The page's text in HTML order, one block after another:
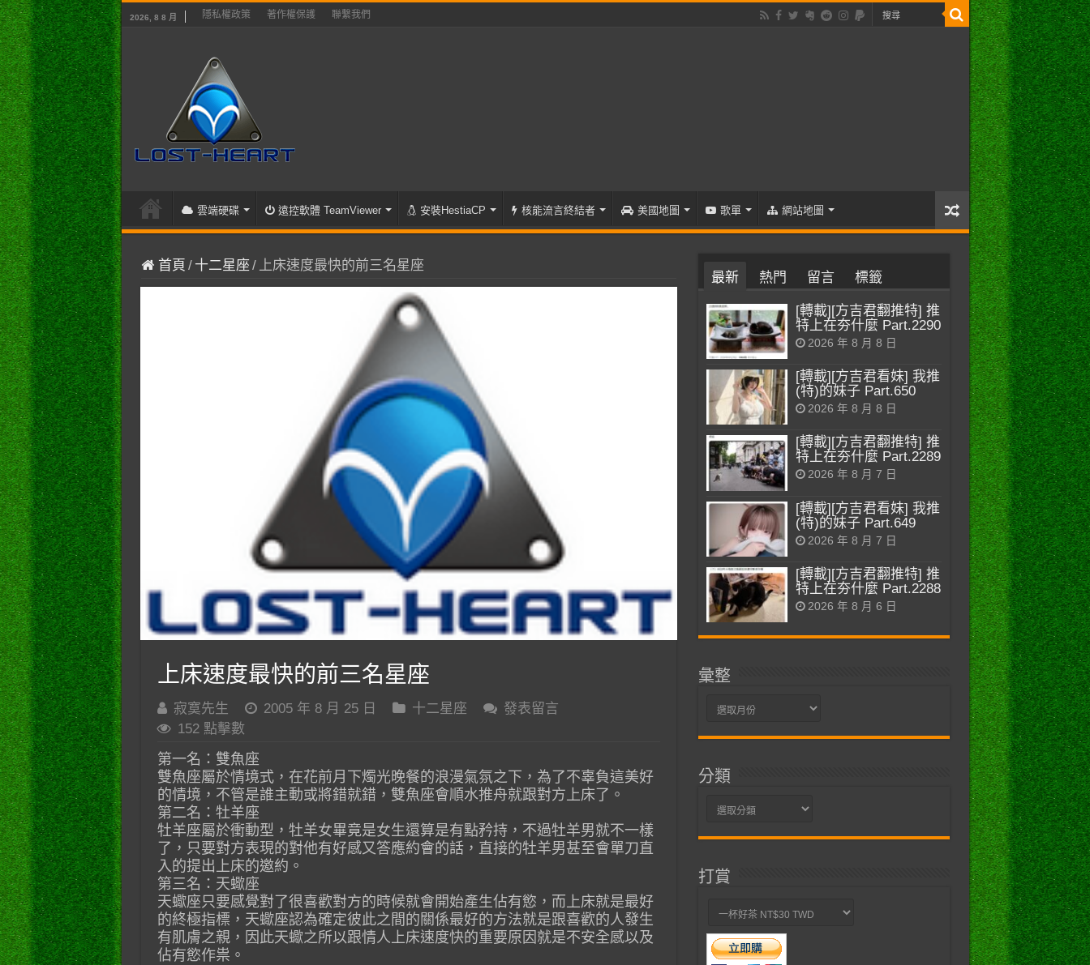
2026, 8 8 月 隱私權政策 著作權保護 聯繫我們
雲端硬碟 遠控軟體 TeamViewer 安裝HestiaCP 核能流言終結者 美國地圖 歌單 網站地圖
首頁 / 十二星座 / 上床速度最快的前三名星座
上床速度最快的前三名星座
寂寞先生 2005 年 8 月 25 日 十二星座
發表留言
152 點擊數
第一名：雙魚座
雙魚座屬於情境式，在花前月下燭光晚餐的浪漫氣氛之下，為了不辜負這美好
的情境，不管是誰主動或將錯就錯，雙魚座會順水推舟就跟對方上床了。
第二名：牡羊座
牡羊座屬於衝動型，牡羊女畢竟是女生還算是有點矜持，不過牡羊男就不一樣
了，只要對方表現的對他有好感又答應約會的話，直接的牡羊男甚至會單刀直
入的提出上床的邀約。
第三名：天蠍座
天蠍座只要感覺對了很喜歡對方的時候就會開始產生佔有慾，而上床就是最好
的終極指標，天蠍座認為確定彼此之間的關係最好的方法就是跟喜歡的人發生
有肌膚之親，因此天蠍之所以跟情人上床速度快的重要原因就是不安全感以及
佔有慾作祟。
最新 熱門 留言 標籤
[轉載][方吉君翻推特] 推
特上在夯什麼 Part.2290
2026 年 8 月 8 日
[轉載][方吉君看妹] 我推
(特)的妹子 Part.650
2026 年 8 月 8 日
[轉載][方吉君翻推特] 推
特上在夯什麼 Part.2289
2026 年 8 月 7 日
[轉載][方吉君看妹] 我推
(特)的妹子 Part.649
2026 年 8 月 7 日
[轉載][方吉君翻推特] 推
特上在夯什麼 Part.2288
2026 年 8 月 6 日
彙整
彙
分類
分
打賞